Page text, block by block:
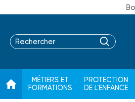
MÉTIERS ET
FORMATIONS
PROTECTION
DE L'ENFANCE